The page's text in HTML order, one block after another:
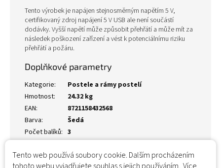
Tento web používá soubory cookie. Dalším procházením
Tento výrobek je napájen stejnosměrným napětím 5 V,
certifikovaný zdroj napájení 5 V USB ale není součástí
dodávky. Vyšší napětí může způsobit přehřátí a může mít za
následek poškození zařízení a vést k potenciálnímu riziku
přehřátí a požáru.
Doplňkové parametry
Kategorie:
Postele a rámy postelí
Hmotnost:
24.32 kg
EAN:
8721158432568
Barva:
Šedá
Počet balíků: 3